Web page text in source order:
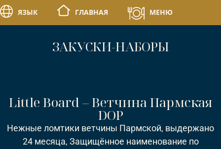
ЯЗЫК ГЛАВНАЯ МЕНЮ
ЗАКУСКИ-НАБОРЫ
Little Board – Ветчина Пармская
DOP
Нежные ломтики ветчины Пармской, выдержано
24 месяца, Защищённое наименование по